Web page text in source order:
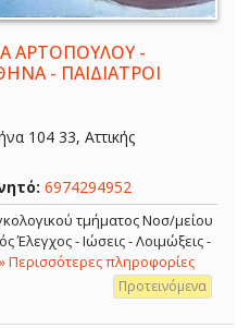
ΑΡΤΟΠΟΥΛΟΥ -
- ΠΑΙΔΙΑΤΡΟΙ
104 33, Αττικής
6974294952
τμήματος Νοσ/μείου
Έλεγχος - Ιώσεις - Λοιμώξεις -
» Περισσότερες πληροφορίες
Προτεινόμενα